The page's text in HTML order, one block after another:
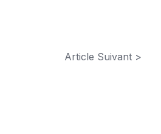
Article Suivant >